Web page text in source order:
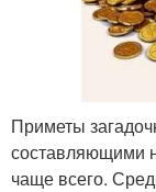
Приметы
составляющими
чаще всего.